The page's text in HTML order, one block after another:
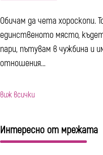
Обичам да чета хороскопи.
единственото място,
пари, пътувам в чужбина и
отношения...
виж всички
Интересно от мрежата